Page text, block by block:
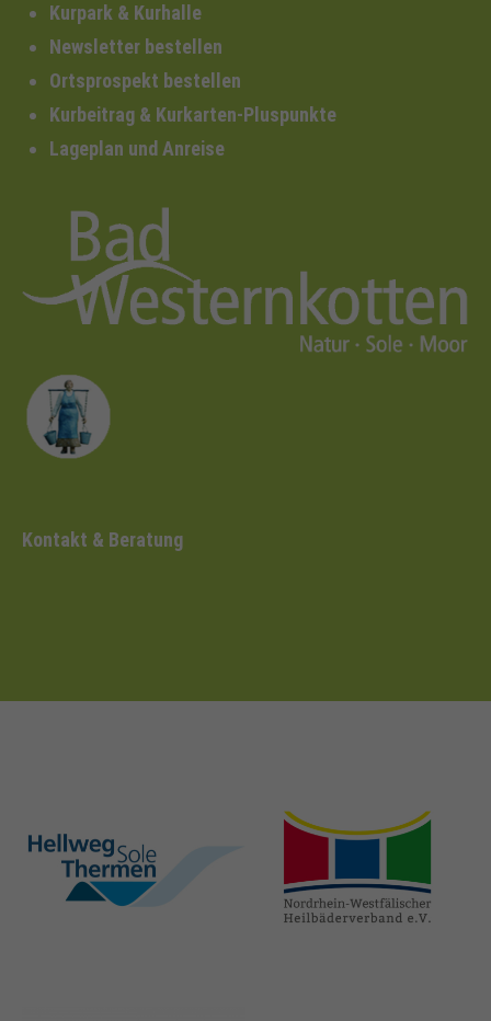
Kurpark & Kurhalle
Newsletter bestellen
Ortsprospekt bestellen
Kurbeitrag & Kurkarten-Pluspunkte
Lageplan und Anreise
Kontakt & Beratung
hellweg-sole-
thermen.de
heilbaeder.de